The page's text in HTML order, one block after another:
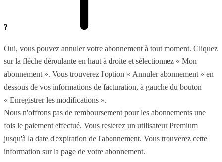
?
Oui, vous pouvez annuler votre abonnement à tout moment. Cliquez
sur la flèche déroulante en haut à droite et sélectionnez « Mon
abonnement ». Vous trouverez l'option « Annuler abonnement » en
dessous de vos informations de facturation, à gauche du bouton
« Enregistrer les modifications ».
Nous n'offrons pas de remboursement pour les abonnements une
fois le paiement effectué. Vous resterez un utilisateur Premium
jusqu'à la date d'expiration de l'abonnement. Vous trouverez cette
information sur la page de votre abonnement.